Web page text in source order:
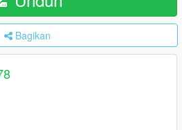
Bagikan